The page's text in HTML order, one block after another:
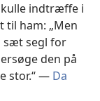
indtræffe i
til ham: „Men
sæt segl for
den på
stor.“ — Da